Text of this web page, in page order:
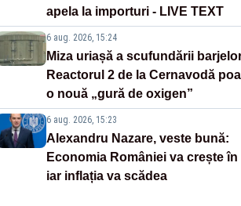
apela la importuri - LIVE TEXT
6 aug. 2026, 15:24
Miza uriașă a scufundării
Reactorul 2 de la Cernavodă
o nouă „gură de oxigen”
6 aug. 2026, 15:23
Alexandru Nazare, veste bună:
Economia României va crește în
iar inflația va scădea